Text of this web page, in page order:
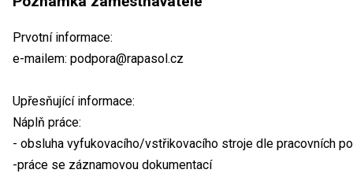
Prvotní informace:
e-mailem: podpora@rapasol.cz
Upřesňující informace:
Náplň práce:
- obsluha vyfukovacího/vstřikovacího stroje dle pracovních
-práce se záznamovou dokumentací